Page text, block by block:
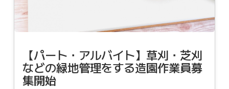
【パート・アルバイト】草刈・芝刈
などの緑地管理をする造園作業員募
集開始